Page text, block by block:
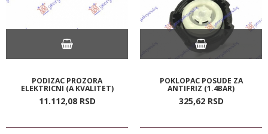
PODIZAC PROZORA
ELEKTRICNI (A KVALITET)
11.112,08 RSD
POKLOPAC POSUDE ZA
ANTIFRIZ (1.4BAR)
325,62 RSD